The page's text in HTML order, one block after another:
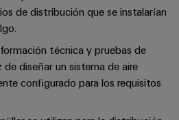
de distribución que se instalarían
técnica y pruebas de
diseñar un sistema de aire
configurado para los requisitos